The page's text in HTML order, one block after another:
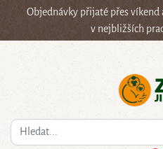
Objednávky přijaté přes víkend
v nejbližších
Co hledáte?